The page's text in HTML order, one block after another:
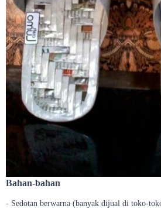
Bahan-bahan
- Sedotan berwarna (banyak dijual di toko-